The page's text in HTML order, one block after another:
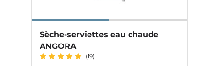
Sèche-serviettes eau chaude
ANGORA
(19)